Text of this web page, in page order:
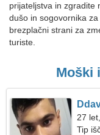
prijateljstva in zgradite
dušo in sogovornika
brezplačni strani za
turiste.
Moški
27
Tip